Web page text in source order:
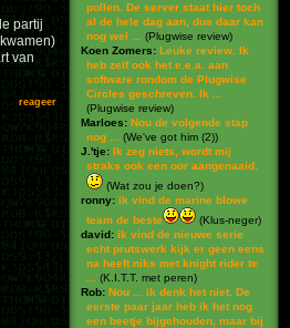
partij
van
reageer
pollen. De server staat hier toch
al de hele dag aan, dus daar kan
nog wel ...
(Plugwise review)
Koen Zomers: Leuke review. Ik
heb zelf ook het e.e.a. aan
software rondom de Plugwise
Circles geschreven. Ik ...
(Plugwise review)
Marloes: Nou de volgende stap
nog ...
(We've got him (2))
J.'tje: Ik zeg niets, wordt mij
straks ook een oor aangenaaid.
(Wat zou je doen?)
ronny: ik vind de marine blowe
team de beste
(Klus-neger)
david: ik vind de nieuwe serie
echt prutswerk kijk er geen eens
na heeft niks met knight rider te
(K.I.T.T. met peren)
Rob: Nou ... ik denk het niet. De
eerste paar jaar heb ik het nog
een beetje bijgehouden, maar bij